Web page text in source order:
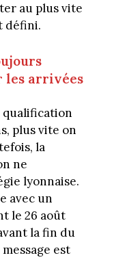
au plus vite
défini.
les arrivées
qualification
plus vite on
la
ne
lyonnaise.
avec un
le 26 août
la fin du
message est